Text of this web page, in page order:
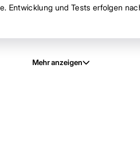
Entwicklung und Tests erfolgen
Mehr anzeigen